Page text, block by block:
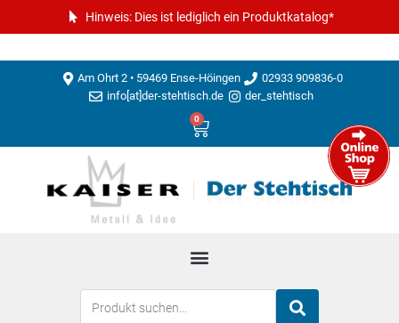
Hinweis: Dies ist lediglich ein Produktkatalog*
Am Ohrt 2 • 59469 Ense-Höingen
02933 909836-0
info[at]der-stehtisch.de
der_stehtisch
0